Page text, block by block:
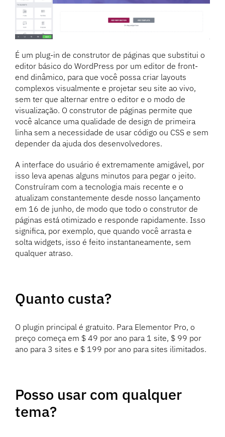
É um plug-in de construtor de páginas que substitui o
editor básico do WordPress por um editor de front-
end dinâmico, para que você possa criar layouts
complexos visualmente e projetar seu site ao vivo,
sem ter que alternar entre o editor e o modo de
visualização. O construtor de páginas permite que
você alcance uma qualidade de design de primeira
linha sem a necessidade de usar código ou CSS e sem
depender da ajuda dos desenvolvedores.
A interface do usuário é extremamente amigável, por
isso leva apenas alguns minutos para pegar o jeito.
Construíram com a tecnologia mais recente e o
atualizam constantemente desde nosso lançamento
em 16 de junho, de modo que todo o construtor de
páginas está otimizado e responde rapidamente. Isso
significa, por exemplo, que quando você arrasta e
solta widgets, isso é feito instantaneamente, sem
qualquer atraso.
Quanto custa?
O plugin principal é gratuito. Para Elementor Pro, o
preço começa em $ 49 por ano para 1 site, $ 99 por
ano para 3 sites e $ 199 por ano para sites ilimitados.
Posso usar com qualquer
tema?